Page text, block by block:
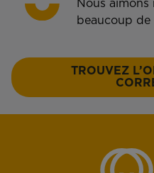
Nous
beaucoup de
TROUVEZ